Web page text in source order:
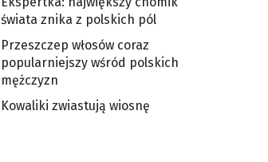
świata znika z polskich pól
Przeszczep włosów coraz
popularniejszy wśród polskich
mężczyzn
Kowaliki zwiastują wiosnę